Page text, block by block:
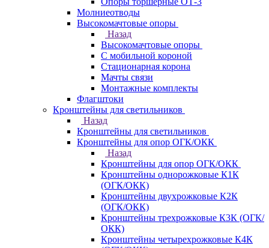
Молниеотводы
Высокомачтовые опоры
Назад
Высокомачтовые опоры
С мобильной короной
Стационарная корона
Мачты связи
Монтажные комплекты
Флагштоки
Кронштейны для светильников
Назад
Кронштейны для светильников
Кронштейны для опор ОГК/ОКК
Назад
Кронштейны для опор ОГК/ОКК
Кронштейны однорожковые К1К
(ОГК/ОКК)
Кронштейны двухрожковые К2К
(ОГК/ОКК)
Кронштейны трехрожковые К3К (ОГК/
ОКК)
Кронштейны четырехрожковые К4К